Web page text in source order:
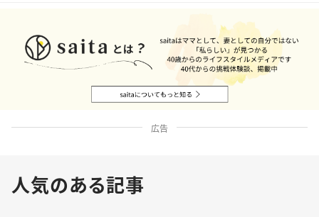
広告
人気のある記事